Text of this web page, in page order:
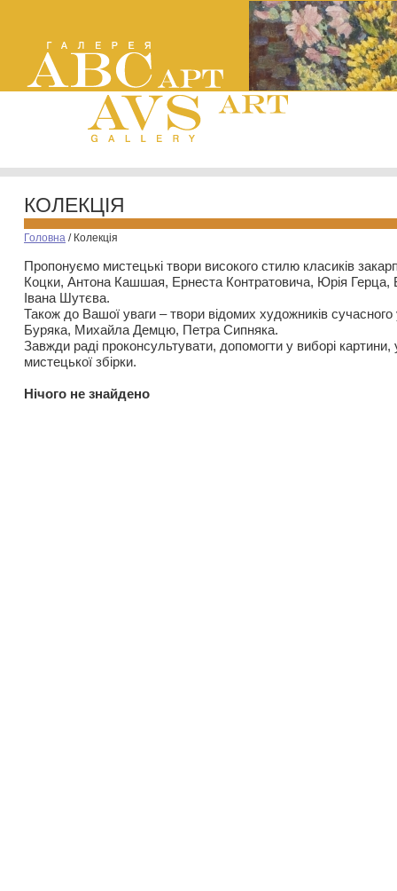
КОЛЕКЦІЯ
Головна / Колекція
Пропонуємо мистецькі твори високого стилю класиків
Коцки, Антона Кашшая, Ернеста Контратовича, Юрія
Івана Шутєва.
Також до Вашої уваги – твори відомих художників
Буряка, Михайла Демцю, Петра Сипняка.
Завжди раді проконсультувати, допомогти у виборі картини,
мистецької збірки.
Нiчого не знайдено